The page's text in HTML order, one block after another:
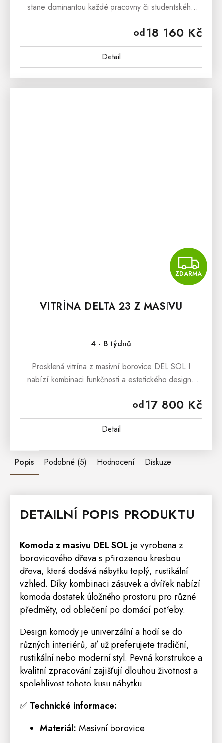
od18 160 Kč
Detail
stane dominantou každé pracovny či studentského
řemeslné zpracování a...
ZDARMA
VITRÍNA DELTA 23 Z MASIVU
4 - 8 týdnů
od17 800 Kč
Detail
Prosklená vitrína z masivní borovice DEL SOL I
nabízí kombinaci funkčnosti a estetického designu.
zpracování je tato dřevěná...
Popis Podobné (5) Hodnocení Diskuze
DETAILNÍ POPIS PRODUKTU
Komoda z masivu DEL SOLje vyrobena z
borovicového dřeva s přirozenou kresbou
dřeva, která dodává nábytku teplý, rustikální
vzhled. Díky kombinaci zásuvek a dvířek nabízí
komoda dostatek úložného prostoru pro různé
předměty, od oblečení po domácí potřeby.
Design komody je univerzální a hodí se do
různých interiérů, ať už preferujete tradiční,
rustikální nebo moderní styl. Pevná konstrukce a
kvalitní zpracování zajišťují dlouhou životnost a
spolehlivost tohoto kusu nábytku.
✅ Technické informace:
Materiál: Masivní borovice